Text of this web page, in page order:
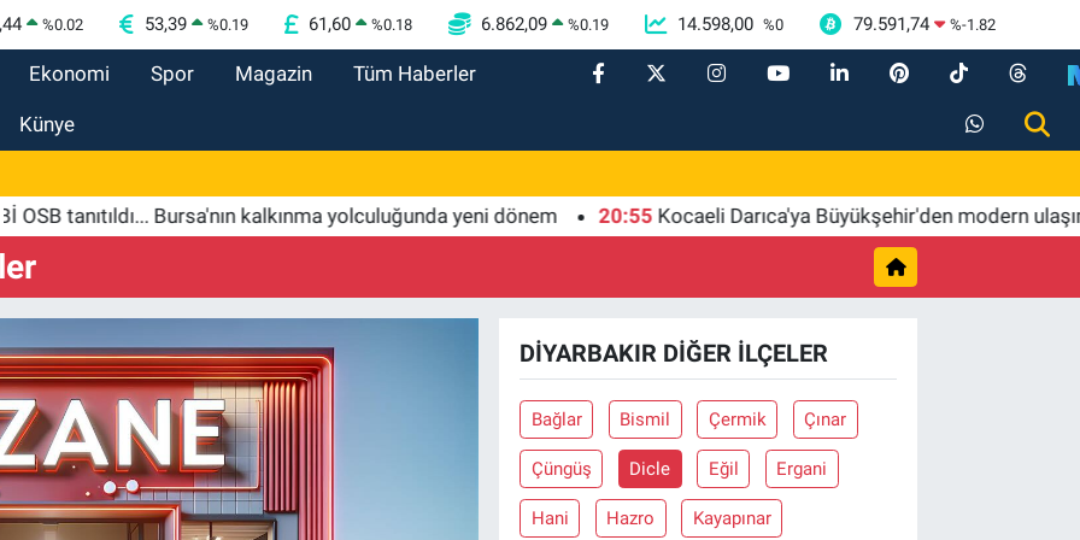
%0.02 53,39 %0.19 61,60 %0.18 6.862,09 %0.19 14.598,00 %0 79.591,74 %-1.82
Ekonomi Spor Magazin Tüm Haberler
Künye
tanıtıldı... Bursa'nın kalkınma yolculuğunda yeni dönem 20:55 Kocaeli Darıca'ya Büyükşehir'den modern ulaşım
DIYARBAKIR DIĞER İLÇELER
Bağlar Bismil Çermik Çınar
Çüngüş Dicle Eğil Ergani
Hani Hazro Kayapınar